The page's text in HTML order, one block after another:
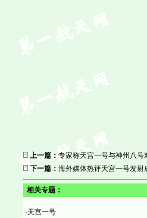
上一篇：专家称天宫一号与神州八号
下一篇： 海外媒体热评天宫一号发射
相关专题：
·天宫一号